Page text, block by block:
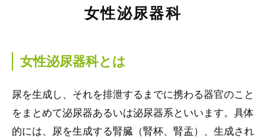
女性泌尿器科
女性泌尿器科とは
尿を生成し、それを排泄するまでに携わる器官のこと
をまとめて泌尿器あるいは泌尿器系といいます。具体
的には、尿を生成する腎臓（腎杯、腎盂）、生成され